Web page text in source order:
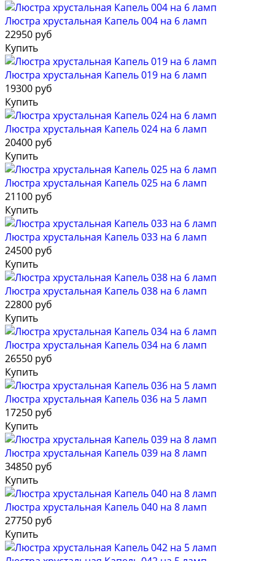
Люстра хрустальная Капель 004 на 6 ламп
22950 руб
Купить
Люстра хрустальная Капель 019 на 6 ламп
19300 руб
Купить
Люстра хрустальная Капель 024 на 6 ламп
20400 руб
Купить
Люстра хрустальная Капель 025 на 6 ламп
21100 руб
Купить
Люстра хрустальная Капель 033 на 6 ламп
24500 руб
Купить
Люстра хрустальная Капель 038 на 6 ламп
22800 руб
Купить
Люстра хрустальная Капель 034 на 6 ламп
26550 руб
Купить
Люстра хрустальная Капель 036 на 5 ламп
17250 руб
Купить
Люстра хрустальная Капель 039 на 8 ламп
34850 руб
Купить
Люстра хрустальная Капель 040 на 8 ламп
27750 руб
Купить